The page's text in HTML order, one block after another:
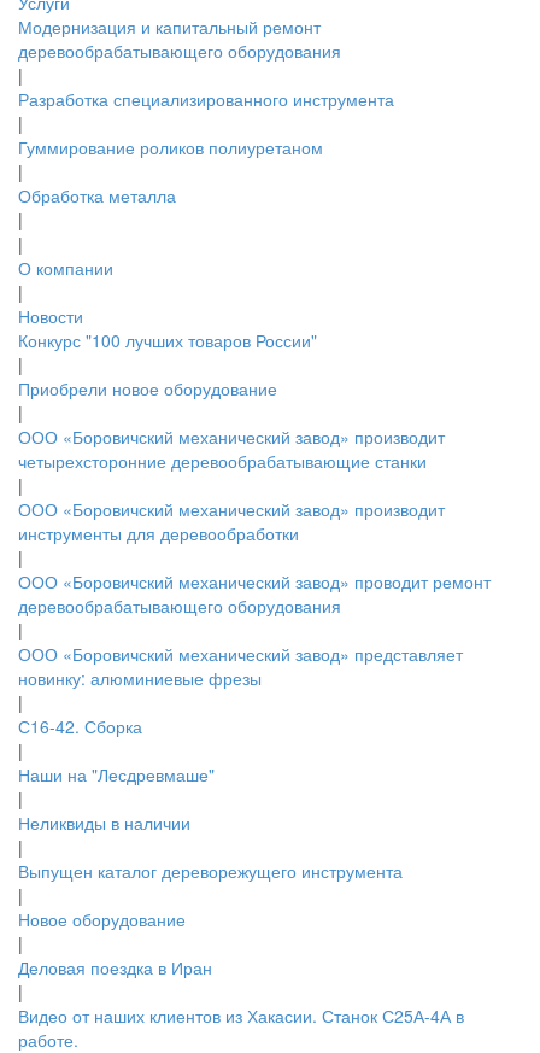
Модернизация и капитальный ремонт
деревообрабатывающего оборудования
|
Разработка специализированного инструмента
|
Гуммирование роликов полиуретаном
|
Обработка металла
|
|
О компании
|
Новости
Конкурс "100 лучших товаров России"
|
Приобрели новое оборудование
|
ООО «Боровичский механический завод» производит
четырехсторонние деревообрабатывающие станки
|
ООО «Боровичский механический завод» производит
инструменты для деревообработки
|
ООО «Боровичский механический завод» проводит ремонт
деревообрабатывающего оборудования
|
ООО «Боровичский механический завод» представляет
новинку: алюминиевые фрезы
|
С16-42. Сборка
|
Наши на "Лесдревмаше"
|
Неликвиды в наличии
|
Выпущен каталог дереворежущего инструмента
|
Новое оборудование
|
Деловая поездка в Иран
|
Видео от наших клиентов из Хакасии. Станок С25А-4А в
работе.